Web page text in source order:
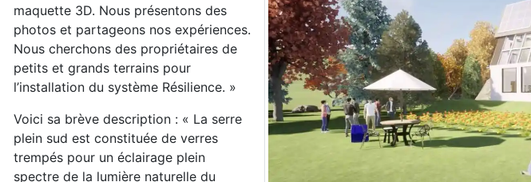
maquette 3D. Nous présentons des
photos et partageons nos expériences.
Nous cherchons des propriétaires de
petits et grands terrains pour
l’installation du système Résilience. »
Voici sa brève description : « La serre
plein sud est constituée de verres
trempés pour un éclairage plein
spectre de la lumière naturelle du